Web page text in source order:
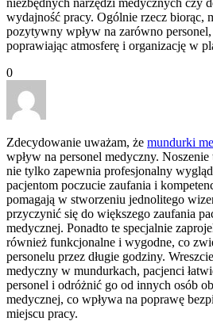
wydajność pracy. Ogólnie rzecz biorąc,
pozytywny wpływ na zarówno
poprawiając atmosferę i organizację w
0
Zdecydowanie uważam, że mundurki
wpływ na personel medyczny.
nie tylko zapewnia profesjonalny
pacjentom poczucie zaufania i
pomagają w stworzeniu jednolitego
przyczynić się do większego zaufania
medycznej. Ponadto te specjalnie
również funkcjonalne i wygodne, co
personelu przez długie godziny.
medyczny w mundurkach, pacjenci
personel i odróżnić go od innych osób
medycznej, co wpływa na poprawę
miejscu pracy.